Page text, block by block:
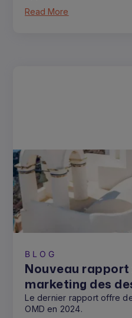
Read More
BLOG
Nouveau rapport
marketing des
Le dernier rapport offre
OMD en 2024.